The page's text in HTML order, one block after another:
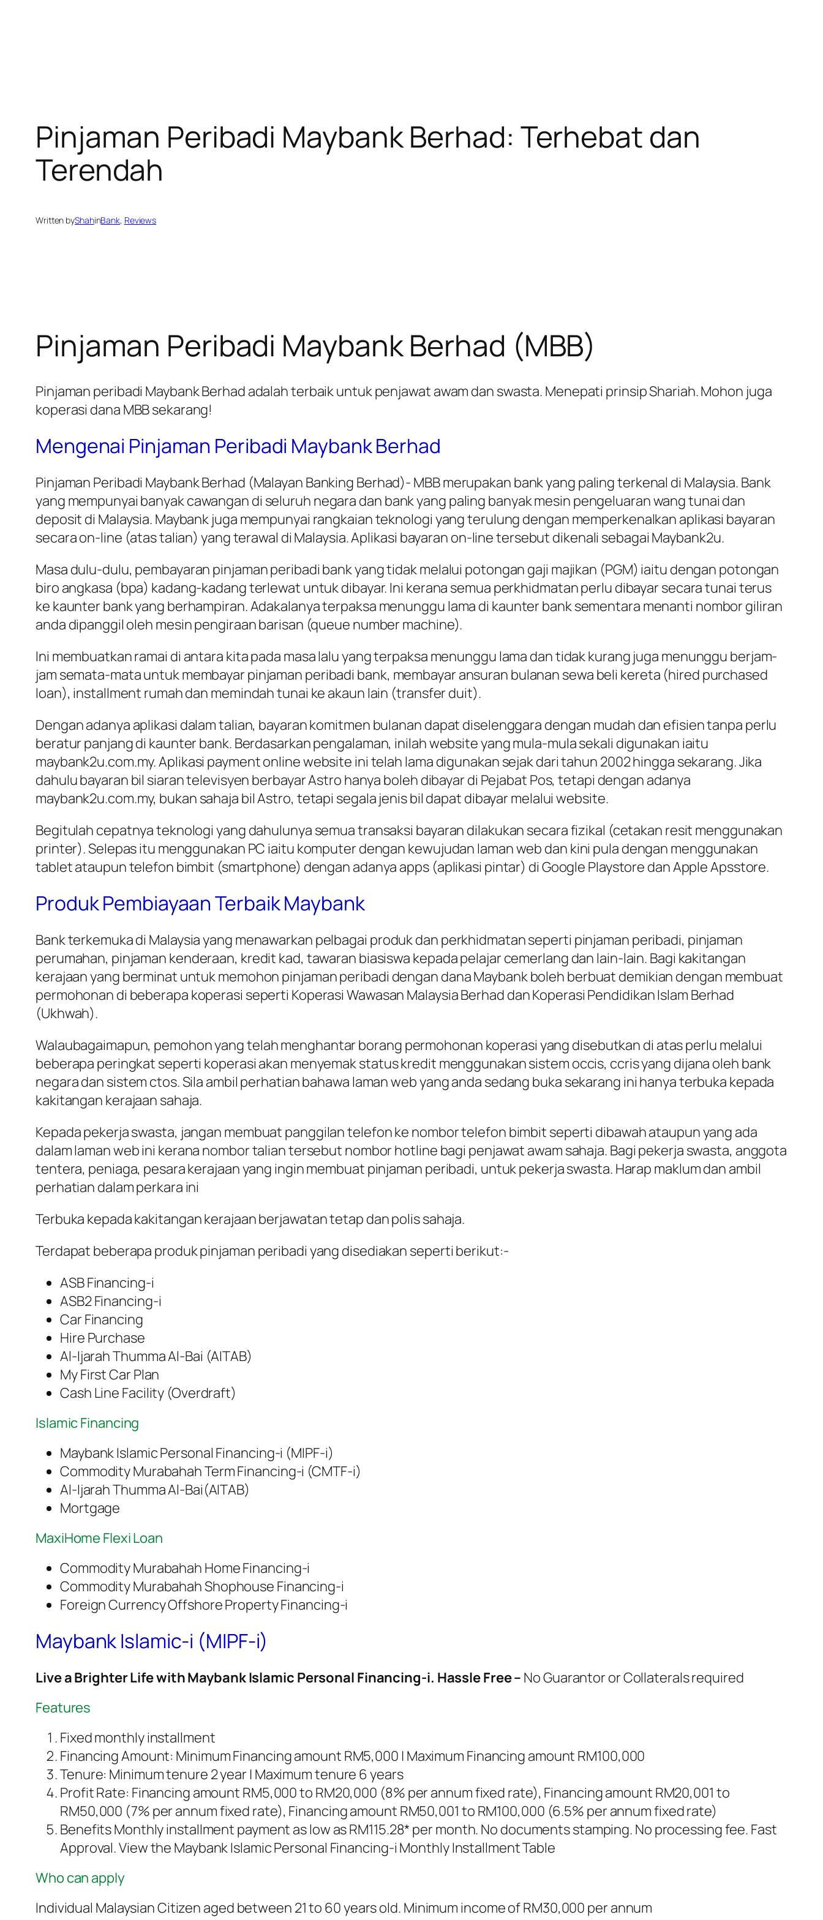
Pinjaman Peribadi Maybank Berhad: Terhebat dan
Terendah
Written byShahinBank, Reviews
Pinjaman Peribadi Maybank Berhad (MBB)
Pinjaman peribadi Maybank Berhad adalah terbaik untuk penjawat awam dan swasta. Menepati prinsip Shariah. Mohon juga
koperasi dana MBB sekarang!
Mengenai Pinjaman Peribadi Maybank Berhad
Pinjaman Peribadi Maybank Berhad (Malayan Banking Berhad)- MBB merupakan bank yang paling terkenal di Malaysia. Bank
yang mempunyai banyak cawangan di seluruh negara dan bank yang paling banyak mesin pengeluaran wang tunai dan
deposit di Malaysia. Maybank juga mempunyai rangkaian teknologi yang terulung dengan memperkenalkan aplikasi bayaran
secara on-line (atas talian) yang terawal di Malaysia. Aplikasi bayaran on-line tersebut dikenali sebagai Maybank2u.
Masa dulu-dulu, pembayaran pinjaman peribadi bank yang tidak melalui potongan gaji majikan (PGM) iaitu dengan potongan
biro angkasa (bpa) kadang-kadang terlewat untuk dibayar. Ini kerana semua perkhidmatan perlu dibayar secara tunai terus
ke kaunter bank yang berhampiran. Adakalanya terpaksa menunggu lama di kaunter bank sementara menanti nombor giliran
anda dipanggil oleh mesin pengiraan barisan (queue number machine).
Ini membuatkan ramai di antara kita pada masa lalu yang terpaksa menunggu lama dan tidak kurang juga menunggu berjam-
jam semata-mata untuk membayar pinjaman peribadi bank, membayar ansuran bulanan sewa beli kereta (hired purchased
loan), installment rumah dan memindah tunai ke akaun lain (transfer duit).
Dengan adanya aplikasi dalam talian, bayaran komitmen bulanan dapat diselenggara dengan mudah dan efisien tanpa perlu
beratur panjang di kaunter bank. Berdasarkan pengalaman, inilah website yang mula-mula sekali digunakan iaitu
maybank2u.com.my. Aplikasi payment online website ini telah lama digunakan sejak dari tahun 2002 hingga sekarang. Jika
dahulu bayaran bil siaran televisyen berbayar Astro hanya boleh dibayar di Pejabat Pos, tetapi dengan adanya
maybank2u.com.my, bukan sahaja bil Astro, tetapi segala jenis bil dapat dibayar melalui website.
Begitulah cepatnya teknologi yang dahulunya semua transaksi bayaran dilakukan secara fizikal (cetakan resit menggunakan
printer). Selepas itu menggunakan PC iaitu komputer dengan kewujudan laman web dan kini pula dengan menggunakan
tablet ataupun telefon bimbit (smartphone) dengan adanya apps (aplikasi pintar) di Google Playstore dan Apple Apsstore.
Produk Pembiayaan Terbaik Maybank
Bank terkemuka di Malaysia yang menawarkan pelbagai produk dan perkhidmatan seperti pinjaman peribadi, pinjaman
perumahan, pinjaman kenderaan, kredit kad, tawaran biasiswa kepada pelajar cemerlang dan lain-lain. Bagi kakitangan
kerajaan yang berminat untuk memohon pinjaman peribadi dengan dana Maybank boleh berbuat demikian dengan membuat
permohonan di beberapa koperasi seperti Koperasi Wawasan Malaysia Berhad dan Koperasi Pendidikan Islam Berhad
(Ukhwah).
Walaubagaimapun, pemohon yang telah menghantar borang permohonan koperasi yang disebutkan di atas perlu melalui
beberapa peringkat seperti koperasi akan menyemak status kredit menggunakan sistem occis, ccris yang dijana oleh bank
negara dan sistem ctos. Sila ambil perhatian bahawa laman web yang anda sedang buka sekarang ini hanya terbuka kepada
kakitangan kerajaan sahaja.
Kepada pekerja swasta, jangan membuat panggilan telefon ke nombor telefon bimbit seperti dibawah ataupun yang ada
dalam laman web ini kerana nombor talian tersebut nombor hotline bagi penjawat awam sahaja. Bagi pekerja swasta, anggota
tentera, peniaga, pesara kerajaan yang ingin membuat pinjaman peribadi, untuk pekerja swasta. Harap maklum dan ambil
perhatian dalam perkara ini
Terbuka kepada kakitangan kerajaan berjawatan tetap dan polis sahaja.
Terdapat beberapa produk pinjaman peribadi yang disediakan seperti berikut:-
ASB Financing-i
ASB2 Financing-i
Car Financing
Hire Purchase
Al-Ijarah Thumma Al-Bai (AITAB)
My First Car Plan
Cash Line Facility (Overdraft)
Islamic Financing
Maybank Islamic Personal Financing-i (MIPF-i)
Commodity Murabahah Term Financing-i (CMTF-i)
Al-Ijarah Thumma Al-Bai(AITAB)
Mortgage
MaxiHome Flexi Loan
Commodity Murabahah Home Financing-i
Commodity Murabahah Shophouse Financing-i
Foreign Currency Offshore Property Financing-i
Maybank Islamic-i (MIPF-i)
Live a Brighter Life with Maybank Islamic Personal Financing-i. Hassle Free – No Guarantor or Collaterals required
Features
Fixed monthly installment
Financing Amount: Minimum Financing amount RM5,000 | Maximum Financing amount RM100,000
Tenure: Minimum tenure 2 year | Maximum tenure 6 years
Profit Rate: Financing amount RM5,000 to RM20,000 (8% per annum fixed rate), Financing amount RM20,001 to
RM50,000 (7% per annum fixed rate), Financing amount RM50,001 to RM100,000 (6.5% per annum fixed rate)
Benefits Monthly installment payment as low as RM115.28* per month. No documents stamping. No processing fee. Fast
Approval. View the Maybank Islamic Personal Financing-i Monthly Installment Table
Who can apply
Individual Malaysian Citizen aged between 21 to 60 years old. Minimum income of RM30,000 per annum